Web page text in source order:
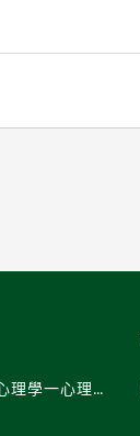
活道教育中心15周年專題講座 「投資心理學一心理學家與經濟學家對談」(課程編號: RH-03現場實體班/ RH-03F直播班)